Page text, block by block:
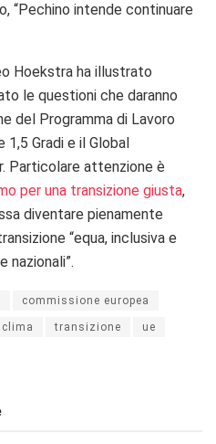
“Pechino intende continuare
Hoekstra ha illustrato
le questioni che daranno
del Programma di Lavoro
Gradi e il Global
Particolare attenzione è
per una transizione giusta,
diventare pienamente
“equa, inclusiva e
nazionali”.
commissione europea
transizione ue